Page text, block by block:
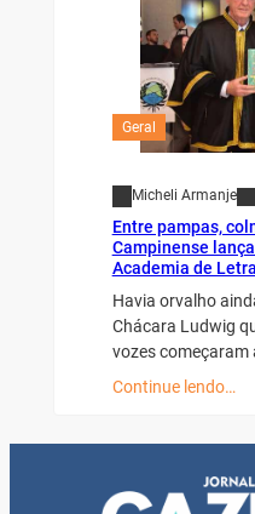
Geral
Micheli Armanje
Entre pampas,
Campinense
Academia de
Havia orvalho
Chácara Ludwig
vozes começaram
Continue lendo…